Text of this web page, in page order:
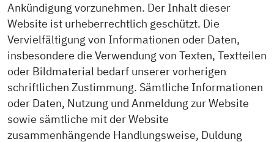
Ankündigung vorzunehmen. Der Inhalt dieser
Website ist urheberrechtlich geschützt. Die
Vervielfältigung von Informationen oder Daten,
insbesondere die Verwendung von Texten, Textteilen
oder Bildmaterial bedarf unserer vorherigen
schriftlichen Zustimmung. Sämtliche Informationen
oder Daten, Nutzung und Anmeldung zur Website
sowie sämtliche mit der Website
zusammenhängende Handlungsweise, Duldung